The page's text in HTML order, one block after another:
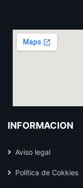
INFORMACIÓN
Aviso legal
Política de Cokkies